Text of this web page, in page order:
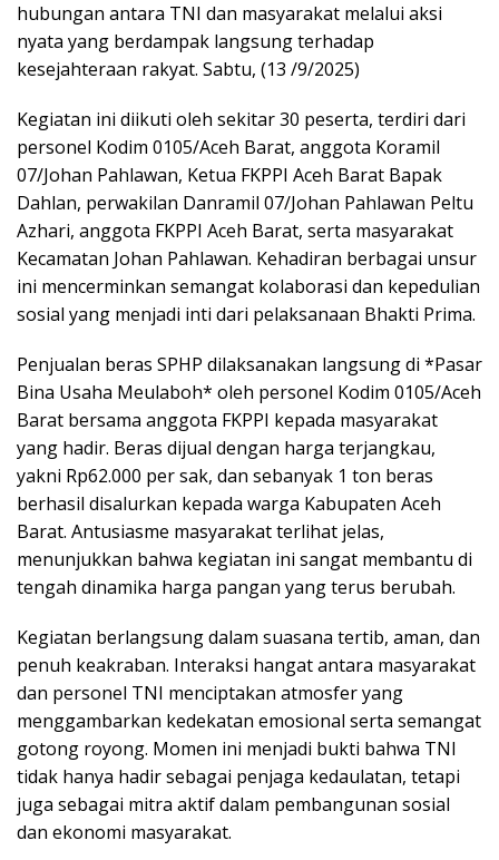
hubungan antara TNI dan masyarakat melalui aksi
nyata yang berdampak langsung terhadap
kesejahteraan rakyat. Sabtu, (13 /9/2025)
Kegiatan ini diikuti oleh sekitar 30 peserta, terdiri dari
personel Kodim 0105/Aceh Barat, anggota Koramil
07/Johan Pahlawan, Ketua FKPPI Aceh Barat Bapak
Dahlan, perwakilan Danramil 07/Johan Pahlawan Peltu
Azhari, anggota FKPPI Aceh Barat, serta masyarakat
Kecamatan Johan Pahlawan. Kehadiran berbagai unsur
ini mencerminkan semangat kolaborasi dan kepedulian
sosial yang menjadi inti dari pelaksanaan Bhakti Prima.
Penjualan beras SPHP dilaksanakan langsung di *Pasar
Bina Usaha Meulaboh* oleh personel Kodim 0105/Aceh
Barat bersama anggota FKPPI kepada masyarakat
yang hadir. Beras dijual dengan harga terjangkau,
yakni Rp62.000 per sak, dan sebanyak 1 ton beras
berhasil disalurkan kepada warga Kabupaten Aceh
Barat. Antusiasme masyarakat terlihat jelas,
menunjukkan bahwa kegiatan ini sangat membantu di
tengah dinamika harga pangan yang terus berubah.
Kegiatan berlangsung dalam suasana tertib, aman, dan
penuh keakraban. Interaksi hangat antara masyarakat
dan personel TNI menciptakan atmosfer yang
menggambarkan kedekatan emosional serta semangat
gotong royong. Momen ini menjadi bukti bahwa TNI
tidak hanya hadir sebagai penjaga kedaulatan, tetapi
juga sebagai mitra aktif dalam pembangunan sosial
dan ekonomi masyarakat.